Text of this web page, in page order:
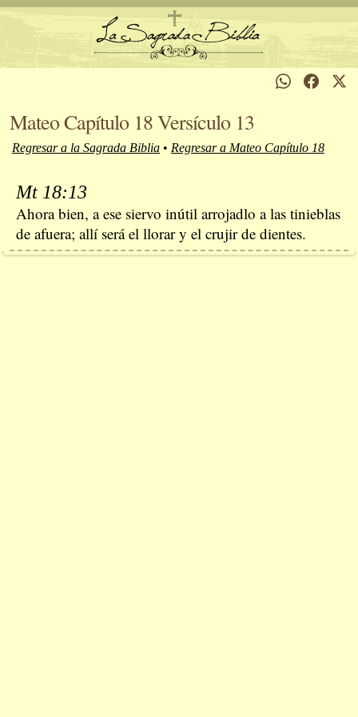
Mateo Capítulo 18 Versículo 13
Regresar a la Sagrada Biblia • Regresar a Mateo Capítulo 18
Mt 18:13
Ahora bien, a ese siervo inútil arrojadlo a las tinieblas
de afuera; allí será el llorar y el crujir de dientes.